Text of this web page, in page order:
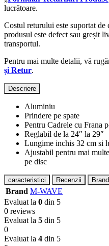
lucrătoare.
Costul returului este suportat
produsul este defect sau greșit
transportul.
Pentru mai multe detalii, vă
și Retur.
Descriere
Aluminiu
Prindere pe spate
Pentru Cadrele cu Frana
Reglabil de la 24″ la 29″
Lungime inchis 32 cm si
Ajustabil pentru mai
pe disc
caracteristici Recenzii Brand
Brand M-WAVE
Evaluat la 0 din 5
0 reviews
Evaluat la 5 din 5
0
Evaluat la 4 din 5